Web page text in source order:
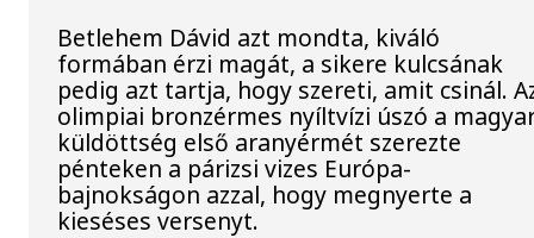
Betlehem Dávid azt mondta, kiváló
formában érzi magát, a sikere kulcsának
pedig azt tartja, hogy szereti, amit csinál.
olimpiai bronzérmes nyíltvízi úszó a
küldöttség első aranyérmét szerezte
pénteken a párizsi vizes Európa-
bajnokságon azzal, hogy megnyerte a
kieséses versenyt.